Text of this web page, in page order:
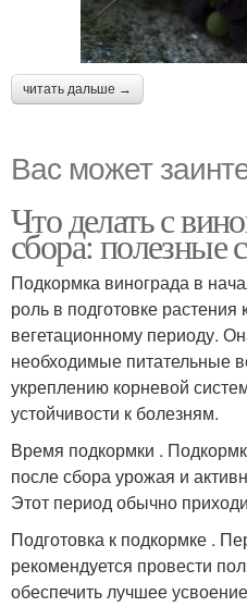
читать дальше →
Вас может
Что делать с
сбора: полезные
Подкормка винограда в
роль в подготовке
вегетационному периоду.
необходимые питательные
укреплению корневой
устойчивости к болезням.
Время подкормки .
после сбора урожая и
Этот период обычно
Подготовка к подкормке .
рекомендуется провести
обеспечить лучшее